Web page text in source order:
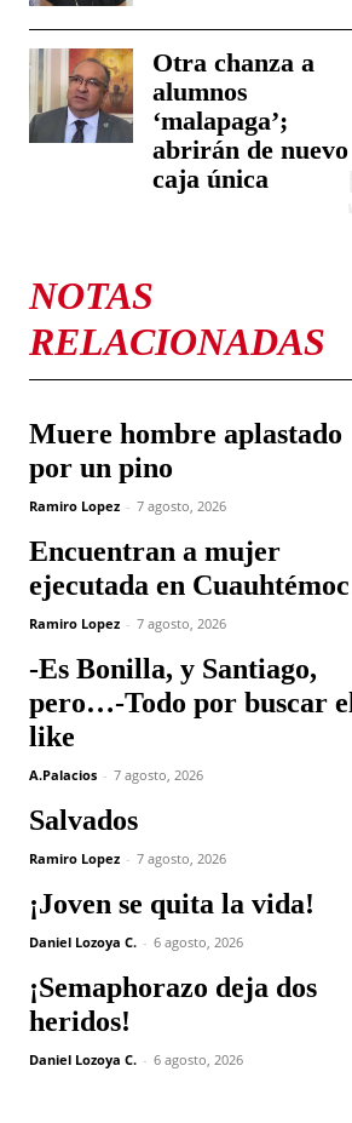
Otra chanza a
alumnos
‘malapaga’;
abrirán de nuevo
caja única
NOTAS
RELACIONADAS
Muere hombre aplastado
por un pino
Ramiro Lopez - 7 agosto, 2026
Encuentran a mujer
ejecutada en Cuauhtémoc
Ramiro Lopez - 7 agosto, 2026
-Es Bonilla, y Santiago,
pero…-Todo por buscar
like
A.Palacios - 7 agosto, 2026
Salvados
Ramiro Lopez - 7 agosto, 2026
¡Joven se quita la vida!
Daniel Lozoya C. - 6 agosto, 2026
¡Semaphorazo deja dos
heridos!
Daniel Lozoya C. - 6 agosto, 2026